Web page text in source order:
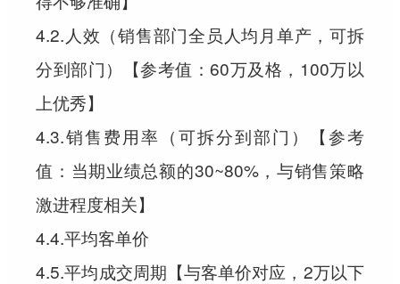
4.2.人效（销售部门全员人均月单产，可拆
分到部门）【参考值：60万及格，100万以
上优秀】
4.3.销售费用率（可拆分到部门）【参考
值：当期业绩总额的30~80%，与销售策略
激进程度相关】
4.4.平均客单价
4.5.平均成交周期【与客单价对应，2万以下